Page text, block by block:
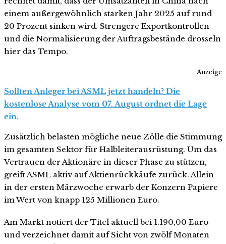
einem außergewöhnlich starken Jahr 2025 auf rund
20 Prozent sinken wird. Strengere Exportkontrollen
und die Normalisierung der Auftragsbestände drosseln
hier das Tempo.
Anzeige
Sollten Anleger bei ASML jetzt handeln? Die
kostenlose Analyse vom 07. August ordnet die Lage
ein.
Zusätzlich belasten mögliche neue Zölle die Stimmung
im gesamten Sektor für Halbleiterausrüstung. Um das
Vertrauen der Aktionäre in dieser Phase zu stützen,
greift ASML aktiv auf Aktienrückkäufe zurück. Allein
in der ersten Märzwoche erwarb der Konzern Papiere
im Wert von knapp 125 Millionen Euro.
Am Markt notiert der Titel aktuell bei 1.190,00 Euro
und verzeichnet damit auf Sicht von zwölf Monaten